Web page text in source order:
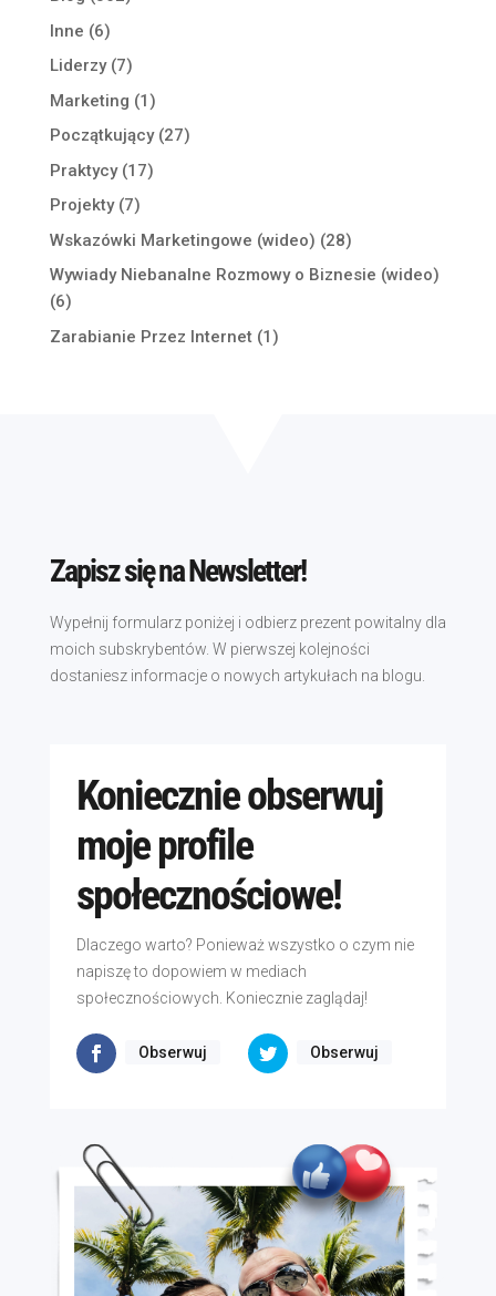
Inne (6)
Liderzy(7)
Marketing (1)
Początkujący(27)
Praktycy(17)
Projekty(7)
Wskazówki Marketingowe (wideo) (28)
Wywiady Niebanalne Rozmowy o Biznesie (wideo)
(6)
Zarabianie Przez Internet(1)
Zapisz się na Newsletter!
Wypełnij formularz poniżej i odbierz prezent powitalny dla
moich subskrybentów. W pierwszej kolejności
dostaniesz informacje o nowych artykułach na blogu.
Koniecznie obserwuj
moje profile
społecznościowe!
Dlaczego warto? Ponieważ wszystko o czym nie
napiszę to dopowiem w mediach
społecznościowych. Koniecznie zaglądaj!
Obserwuj Obserwuj